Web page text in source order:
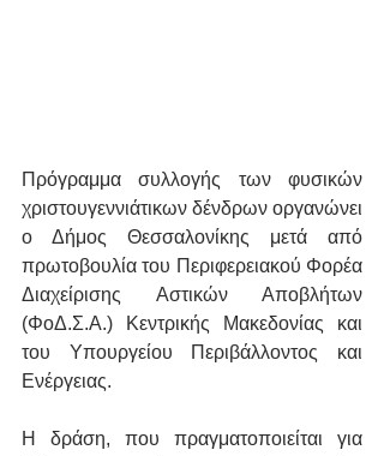
Πρόγραμμα συλλογής των φυσικών
χριστουγεννιάτικων δένδρων οργανώνει
ο Δήμος Θεσσαλονίκης μετά από
πρωτοβουλία του Περιφερειακού Φορέα
Διαχείρισης Αστικών Αποβλήτων
(ΦοΔ.Σ.Α.) Κεντρικής Μακεδονίας και
του Υπουργείου Περιβάλλοντος και
Ενέργειας.
Η δράση, που πραγματοποιείται για